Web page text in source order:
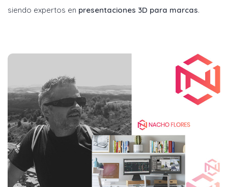
siendo expertos en presentaciones 3D para marcas.